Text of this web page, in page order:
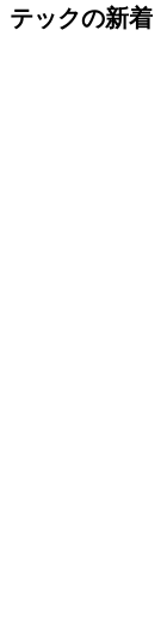
テックの新着